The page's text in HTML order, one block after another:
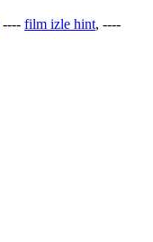
---- film izle hint, ----